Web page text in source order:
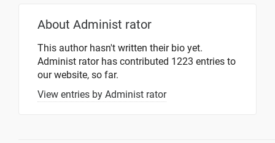
About Administ rator
This author hasn't written their bio yet.
Administ ratorhas contributed 1223 entries to
our website, so far.
View entries by Administ rator